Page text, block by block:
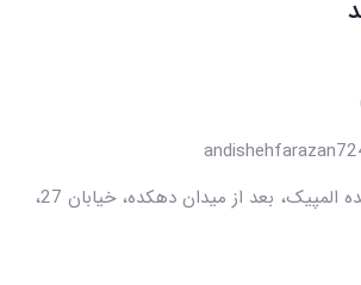
تهران، بلوار دهکده المپیک، بعد از میدان دهکده، خیابان 27،